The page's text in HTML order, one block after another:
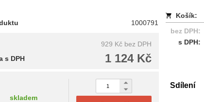
Košík:
bez DPH:
s DPH:
Sdílení
1000791
929 Kč bez DPH
1 124 Kč
s DPH
skladem